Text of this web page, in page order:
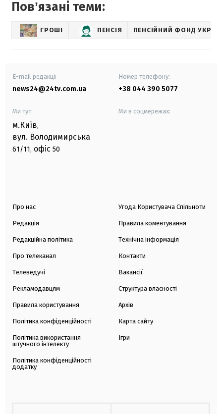
Повʼязані теми:
ГРОШІ ПЕНСІЯ ПЕНСІЙНИЙ ФОНД
E-mail редакції
news24@24tv.com.ua
Номер телефону:
+38 044 390 5077
Ми тут:
м.Київ,
вул. Володимирська
61/11, офіс 50
Ми в соцмережах:
Про нас
Редакція
Редакційна політика
Про телеканал
Телеведучі
Рекламодавцям
Правила користування
Політика конфіденційності
Політика використання
штучного інтелекту
Політика конфіденційності
додатку
Угода Користувача Спільноти
Правила коментування
Технічна інформація
Контакти
Вакансії
Структура власності
Архів
Карта сайту
Ігри